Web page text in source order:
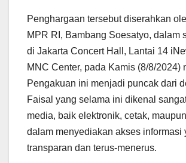
Penghargaan tersebut diserahkan
MPR RI, Bambang Soesatyo, dalam
di Jakarta Concert Hall, Lantai 14
MNC Center, pada Kamis (8/8/2024)
Pengakuan ini menjadi puncak dari
Faisal yang selama ini dikenal
media, baik elektronik, cetak,
dalam menyediakan akses informasi
transparan dan terus-menerus.